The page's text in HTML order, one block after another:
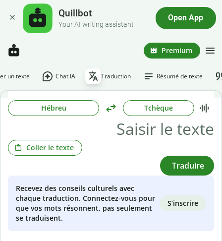
Quillbot
Your AI writing assistant
Open App
Premium
un texte Chat IA Traduction Résumé de texte
Hébreu Tchèque
Coller le texte
Traduire
Recevez des conseils culturels avec
chaque traduction. Connectez-vous pour
que vos mots résonnent, pas seulement
se traduisent.
S’inscrire